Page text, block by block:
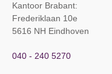
Kantoor Brabant:
Frederiklaan 10e
5616 NH Eindhoven
040 - 240 5270